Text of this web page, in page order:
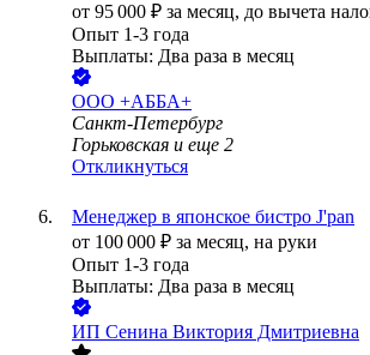
от 95 000 ₽ за месяц, до вычета
Опыт 1-3 года
Выплаты: Два раза в месяц
ООО +АББА+
Санкт-Петербург
Горьковская и еще 2
Откликнуться
Менеджер в японское бистро J'pan
от 100 000 ₽ за месяц, на руки
Опыт 1-3 года
Выплаты: Два раза в месяц
ИП Сенина Виктория Дмитриевна